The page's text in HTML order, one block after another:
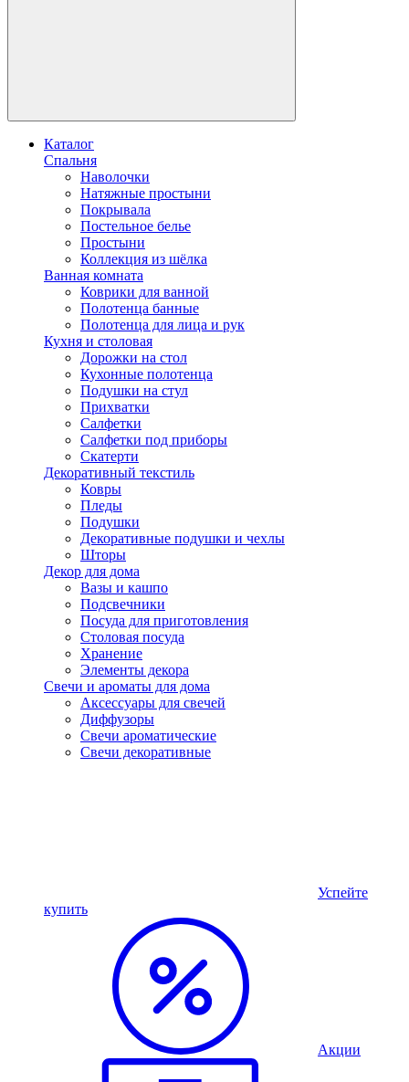
Каталог
Спальня
Наволочки
Натяжные простыни
Покрывала
Постельное белье
Простыни
Коллекция из шёлка
Ванная комната
Коврики для ванной
Полотенца банные
Полотенца для лица и рук
Кухня и столовая
Дорожки на стол
Кухонные полотенца
Подушки на стул
Прихватки
Салфетки
Салфетки под приборы
Скатерти
Декоративный текстиль
Ковры
Пледы
Подушки
Декоративные подушки и чехлы
Шторы
Декор для дома
Вазы и кашпо
Подсвечники
Посуда для приготовления
Столовая посуда
Хранение
Элементы декора
Свечи и ароматы для дома
Аксессуары для свечей
Диффузоры
Свечи ароматические
Свечи декоративные
Успейте
купить
Акции